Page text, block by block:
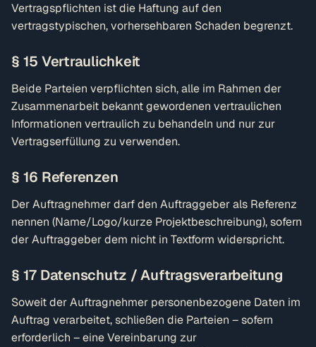
Vertragspflichten ist die Haftung auf den
vertragstypischen, vorhersehbaren Schaden begrenzt.
§ 15 Vertraulichkeit
Beide Parteien verpflichten sich, alle im Rahmen der
Zusammenarbeit bekannt gewordenen vertraulichen
Informationen vertraulich zu behandeln und nur zur
Vertragserfüllung zu verwenden.
§ 16 Referenzen
Der Auftragnehmer darf den Auftraggeber als Referenz
nennen (Name/Logo/kurze Projektbeschreibung), sofern
der Auftraggeber dem nicht in Textform widerspricht.
§ 17 Datenschutz / Auftragsverarbeitung
Soweit der Auftragnehmer personenbezogene Daten im
Auftrag verarbeitet, schließen die Parteien – sofern
erforderlich – eine Vereinbarung zur